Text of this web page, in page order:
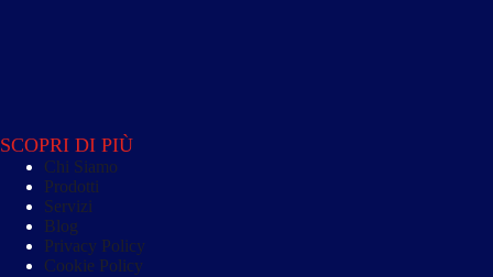
SCOPRI DI PIÙ
Chi Siamo
Prodotti
Servizi
Blog
Privacy Policy
Cookie Policy